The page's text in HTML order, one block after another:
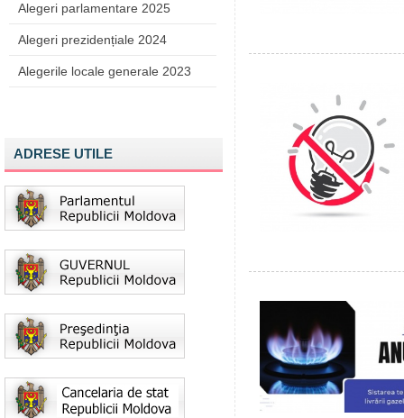
Alegeri parlamentare 2025
Alegeri prezidențiale 2024
Alegerile locale generale 2023
ADRESE UTILE